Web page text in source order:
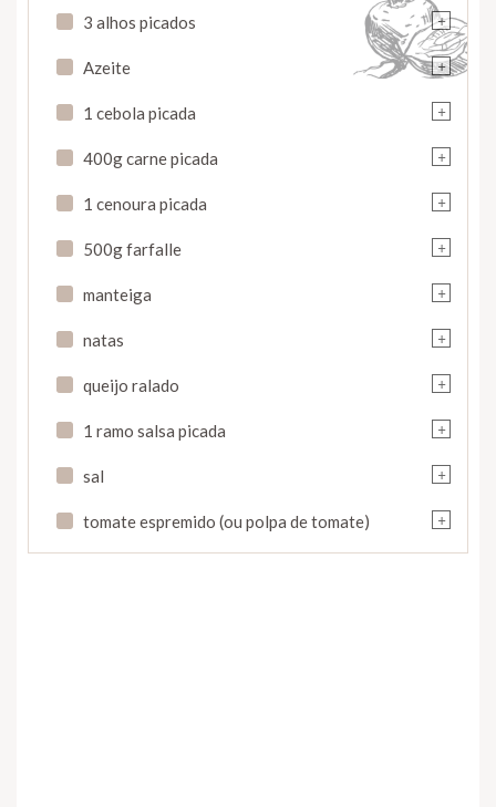
+
3 alhos picados
+
Azeite
+
1 cebola picada
+
400g carne picada
+
1 cenoura picada
+
500g farfalle
+
manteiga
+
natas
+
queijo ralado
+
1 ramo salsa picada
+
sal
+
tomate espremido (ou polpa de tomate)